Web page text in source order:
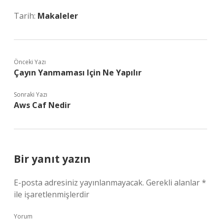
Tarih: Makaleler
Önceki Yazı
Çayın Yanmaması Için Ne Yapılır
Sonraki Yazı
Aws Caf Nedir
Bir yanıt yazın
E-posta adresiniz yayınlanmayacak. Gerekli alanlar*
ile işaretlenmişlerdir
Yorum